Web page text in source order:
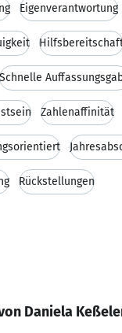
Eigenverantwortung
Schnelle
Zahlenaffinität
Rückstellungen
Daniela